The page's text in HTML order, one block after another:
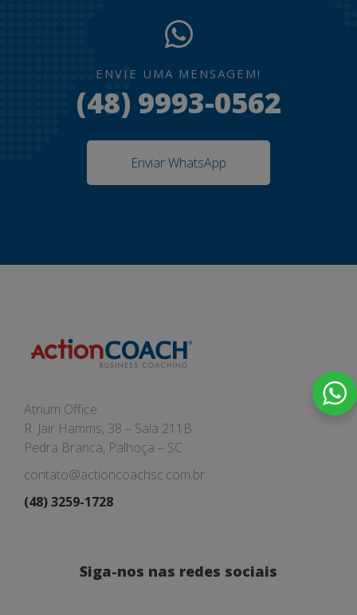
ENVIE UMA MENSAGEM!
(48) 9993-0562
Enviar WhatsApp
Atrium Office
R. Jair Hamms, 38 – Sala 211B
Pedra Branca, Palhoça – SC
contato@actioncoachsc.com.br
(48) 3259-1728
Siga-nos nas redes sociais